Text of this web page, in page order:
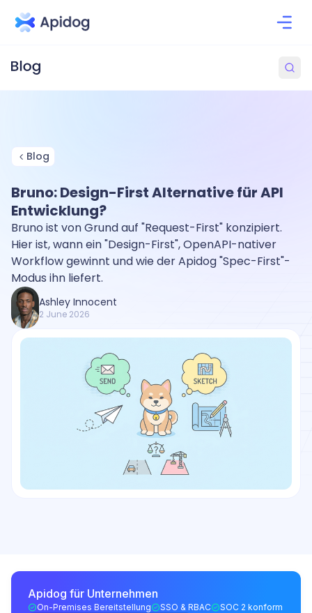
Blog
Bruno: Design-First Alternative für API
Entwicklung?
Bruno ist von Grund auf "Request-First" konzipiert.
Hier ist, wann ein "Design-First", OpenAPI-nativer
Workflow gewinnt und wie der Apidog "Spec-First"-
Modus ihn liefert.
Ashley Innocent
2 June 2026
Apidog für Unternehmen
On-Premises Bereitstellung SSO & RBAC SOC 2 konform